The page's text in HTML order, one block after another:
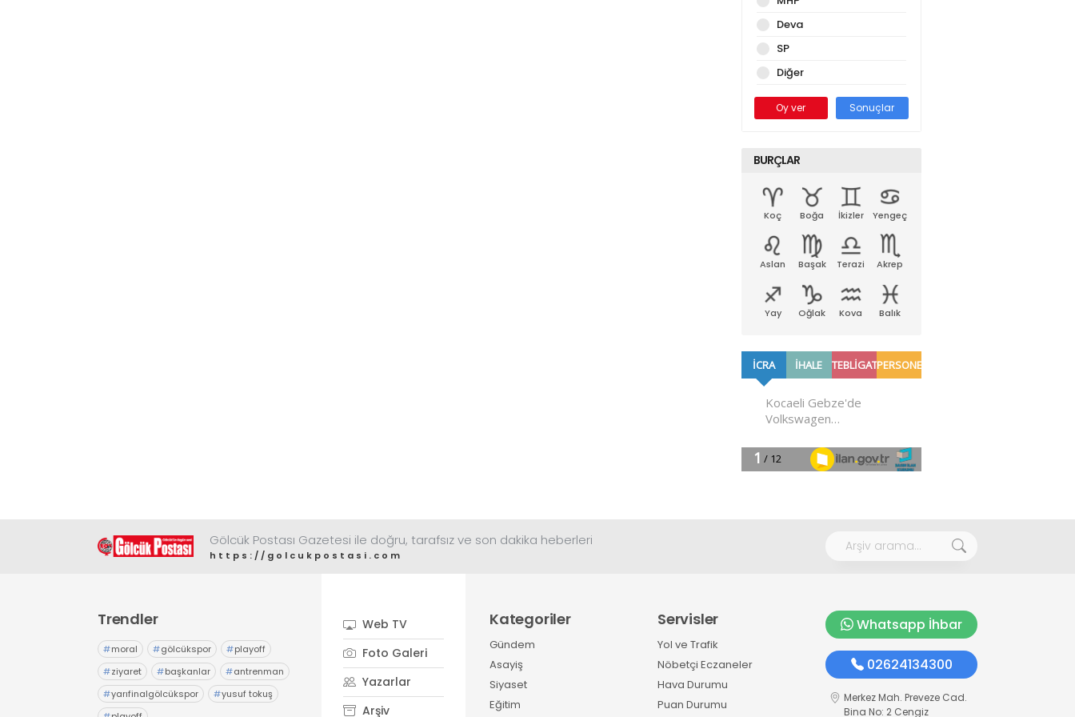
Deva
SP
Diğer
Oy ver Sonuçlar
BURÇLAR
Koç Boğa İkizler Yengeç
Aslan Başak Terazi Akrep
Yay Oğlak Kova Balık
Gölcük Postası Gazetesi ile doğru, tarafsız ve son dakika heberleri
https://golcukpostasi.com
Trendler
#moral #gölcükspor #playoff
#ziyaret #başkanlar #antrenman
#yarıfinalgölcükspor #yusuf tokuş
Web TV
Foto Galeri
Yazarlar
Arşiv
Kategoriler
Gündem
Asayiş
Siyaset
Eğitim
Servisler
Yol ve Trafik
Nöbetçi Eczaneler
Hava Durumu
Puan Durumu
Whatsapp İhbar
02624134300
Merkez Mah. Preveze Cad.
Bina No: 2 Cengiz